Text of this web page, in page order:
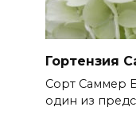
Гортензия
Сорт Саммер
один из